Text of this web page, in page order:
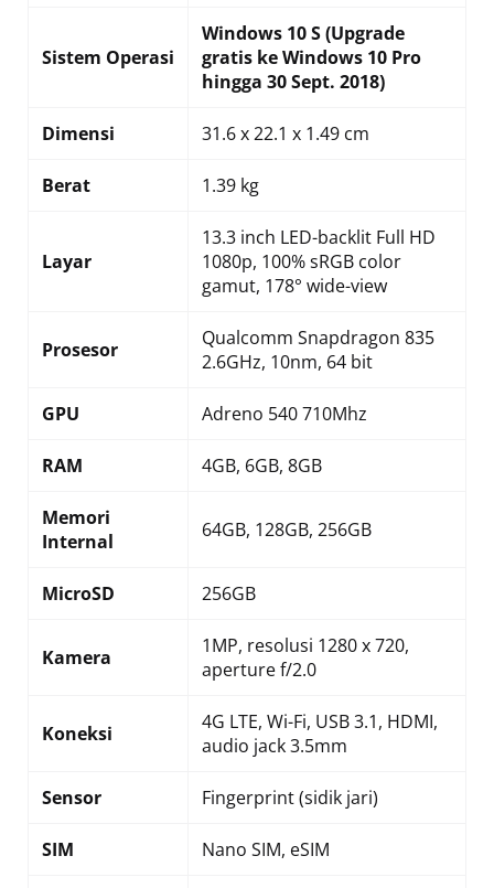
Sistem Operasi
Windows 10 S (Upgrade
gratis ke Windows 10 Pro
hingga 30 Sept. 2018)
Dimensi 31.6 x 22.1 x 1.49 cm
Berat 1.39 kg
Layar
13.3 inch LED-backlit Full HD
1080p, 100% sRGB color
gamut, 178° wide-view
Prosesor
Qualcomm Snapdragon 835
2.6GHz, 10nm, 64 bit
GPU Adreno 540 710Mhz
RAM 4GB, 6GB, 8GB
Memori
Internal
64GB, 128GB, 256GB
MicroSD 256GB
Kamera
1MP, resolusi 1280 x 720,
aperture f/2.0
Koneksi
4G LTE, Wi-Fi, USB 3.1, HDMI,
audio jack 3.5mm
Sensor Fingerprint (sidik jari)
SIM Nano SIM, eSIM